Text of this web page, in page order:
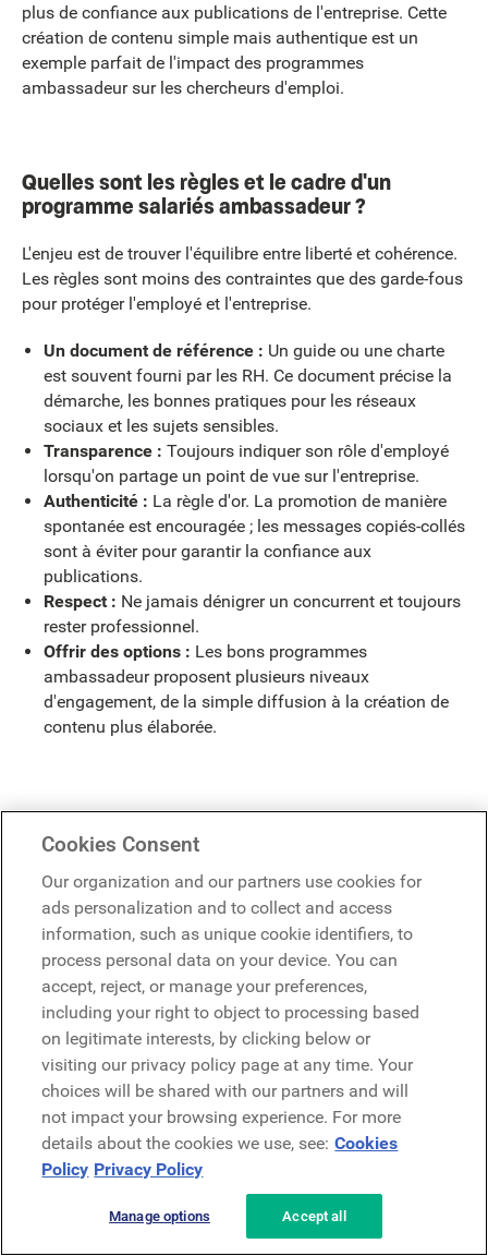
plus de confiance aux publications de l'entreprise. Cette
création de contenu simple mais authentique est un
exemple parfait de l'impact des programmes
ambassadeur sur les chercheurs d'emploi.
Quelles sont les règles et le cadre d'un
programme salariés ambassadeur ?
L'enjeu est de trouver l'équilibre entre liberté et cohérence.
Les règles sont moins des contraintes que des garde-fous
pour protéger l'employé et l'entreprise.
Un document de référence : Un guide ou une charte
est souvent fourni par les RH. Ce document précise la
démarche, les bonnes pratiques pour les réseaux
sociaux et les sujets sensibles.
Transparence : Toujours indiquer son rôle d'employé
lorsqu'on partage un point de vue sur l'entreprise.
Authenticité : La règle d'or. La promotion de manière
spontanée est encouragée ; les messages copiés-collés
sont à éviter pour garantir la confiance aux
publications.
Respect : Ne jamais dénigrer un concurrent et toujours
rester professionnel.
Offrir des options : Les bons programmes
ambassadeur proposent plusieurs niveaux
d'engagement, de la simple diffusion à la création de
contenu plus élaborée.
Comment la formation et un réseau
d'ambassadeurs salariés soutiennent-ils
cette démarche ?
Le soutien est fondamental pour pérenniser l'action
Grâce à la formation, les ambassadeurs apprennent
les meilleures pratiques de la communication sur les
réseaux sociaux. Cela leur donne confiance et
professionnalise leur démarche sans perdre en
spontanéité.
Grâce à la formation, ils comprennent mieux comment
aligner leur point de vue personnel avec la bonne
image globale de l'entreprise.
Un réseau permet aux ambassadeurs d'échanger des
idées, de s'inspirer mutuellement et de se sentir
membres d'une communauté qui donne du sens à leur
Cookies Consent
Our organization and our partners use cookies for
ads personalization and to collect and access
information, such as unique cookie identifiers, to
process personal data on your device. You can
accept, reject, or manage your preferences,
including your right to object to processing based
on legitimate interests, by clicking below or
visiting our privacy policy page at any time. Your
choices will be shared with our partners and will
not impact your browsing experience. For more
details about the cookies we use, see: Cookies
Policy Privacy Policy
Manage options Accept all